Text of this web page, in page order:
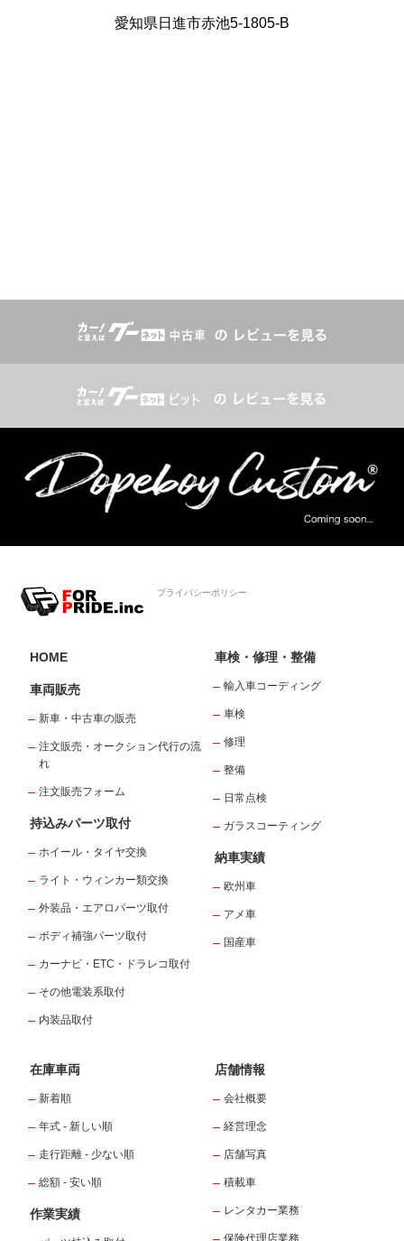
愛知県日進市赤池5-1805-B
プライバシーポリシー
HOME
車両販売
新車・中古車の販売
注文販売・オークション代行の流
れ
注文販売フォーム
持込みパーツ取付
ホイール・タイヤ交換
ライト・ウィンカー類交換
外装品・エアロパーツ取付
ボディ補強パーツ取付
カーナビ・ETC・ドラレコ取付
その他電装系取付
内装品取付
車検・修理・整備
輸入車コーディング
車検
修理
整備
日常点検
ガラスコーティング
納車実績
欧州車
アメ車
国産車
在庫車両
新着順
年式 - 新しい順
走行距離 - 少ない順
総額 - 安い順
作業実績
店舗情報
会社概要
経営理念
店舗写真
積載車
レンタカー業務
保険代理店業務